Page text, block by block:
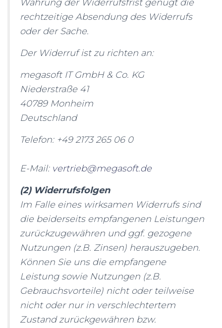
Wahrung der Widerrufsfrist genügt die
rechtzeitige Absendung des Widerrufs
oder der Sache.
Der Widerruf ist zu richten an:
megasoft IT GmbH & Co. KG
Niederstraße 41
40789 Monheim
Deutschland
Telefon: +49 2173 265 06 0
E-Mail: vertrieb@megasoft.de
(2) Widerrufsfolgen
Im Falle eines wirksamen Widerrufs sind
die beiderseits empfangenen Leistungen
zurückzugewähren und ggf. gezogene
Nutzungen (z.B. Zinsen) herauszugeben.
Können Sie uns die empfangene
Leistung sowie Nutzungen (z.B.
Gebrauchsvorteile) nicht oder teilweise
nicht oder nur in verschlechtertem
Zustand zurückgewähren bzw.